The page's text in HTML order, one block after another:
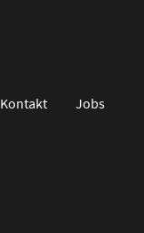
Kontakt Jobs